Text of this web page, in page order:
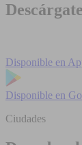
Disponible en
Disponible en
Ciudades